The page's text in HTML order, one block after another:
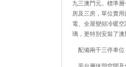
九三澳門元。標準
房及三房，單位實
電、全屋變頻冷暖
璃，更特別安裝了澳
配備兩千三停車位